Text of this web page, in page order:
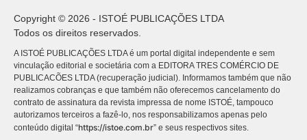
Copyright © 2026 - ISTOÉ PUBLICAÇÕES LTDA
Todos os direitos reservados.
A ISTOÉ PUBLICAÇÕES LTDA é um portal digital independente e sem
vinculação editorial e societária com a EDITORA TRES COMÉRCIO DE
PUBLICACÕES LTDA (recuperação judicial). Informamos também que não
realizamos cobranças e que também não oferecemos cancelamento do
contrato de assinatura da revista impressa de nome ISTOÉ, tampouco
autorizamos terceiros a fazê-lo, nos responsabilizamos apenas pelo
conteúdo digital “https://istoe.com.br” e seus respectivos sites.